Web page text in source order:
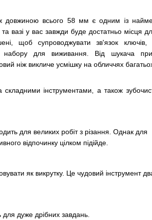
довжиною всього 58 мм є одним із
вазі у вас завжди буде достатньо місця
щоб супроводжувати зв'язок
набору для виживання. Від шукача
ніж викличе усмішку на обличчях
інструментами, а також
для великих робіт з різання. Однак для
відпочинку цілком підійде.
як викрутку. Це чудовий інструмент
для дуже дрібних завдань.